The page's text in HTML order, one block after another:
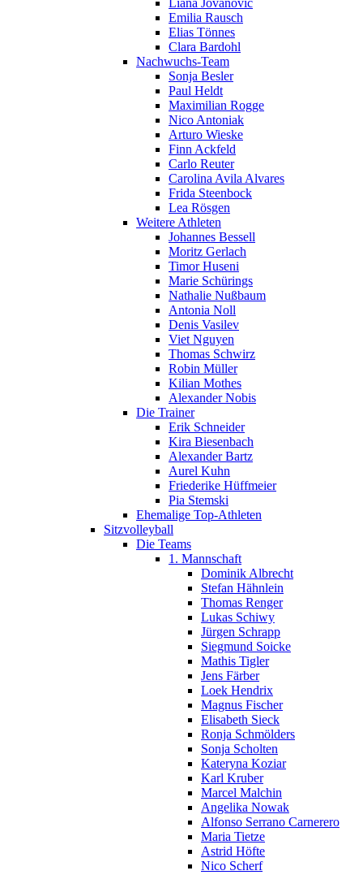
Liana Jovanovic
Emilia Rausch
Elias Tönnes
Clara Bardohl
Nachwuchs-Team
Sonja Besler
Paul Heldt
Maximilian Rogge
Nico Antoniak
Arturo Wieske
Finn Ackfeld
Carlo Reuter
Carolina Avila Alvares
Frida Steenbock
Lea Rösgen
Weitere Athleten
Johannes Bessell
Moritz Gerlach
Timor Huseni
Marie Schürings
Nathalie Nußbaum
Antonia Noll
Denis Vasilev
Viet Nguyen
Thomas Schwirz
Robin Müller
Kilian Mothes
Alexander Nobis
Die Trainer
Erik Schneider
Kira Biesenbach
Alexander Bartz
Aurel Kuhn
Friederike Hüffmeier
Pia Stemski
Ehemalige Top-Athleten
Sitzvolleyball
Die Teams
1. Mannschaft
Dominik Albrecht
Stefan Hähnlein
Thomas Renger
Lukas Schiwy
Jürgen Schrapp
Siegmund Soicke
Mathis Tigler
Jens Färber
Loek Hendrix
Magnus Fischer
Elisabeth Sieck
Ronja Schmölders
Sonja Scholten
Kateryna Koziar
Karl Kruber
Marcel Malchin
Angelika Nowak
Alfonso Serrano Carnerero
Maria Tietze
Astrid Höfte
Nico Scherf